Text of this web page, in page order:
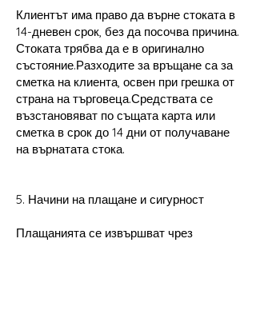
Клиентът има право да върне стоката в
14-дневен срок, без да посочва причина.
Стоката трябва да е в оригинално
състояние.Разходите за връщане са за
сметка на клиента, освен при грешка от
страна на търговеца.Средствата се
възстановяват по същата карта или
сметка в срок до 14 дни от получаване
на върнатата стока.
5. Начини на плащане и сигурност
Плащанията се извършват чрез